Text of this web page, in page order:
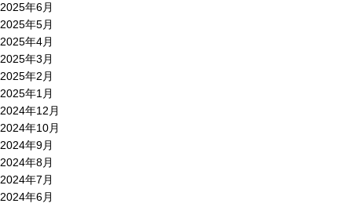
2025年6月
2025年5月
2025年4月
2025年3月
2025年2月
2025年1月
2024年12月
2024年10月
2024年9月
2024年8月
2024年7月
2024年6月